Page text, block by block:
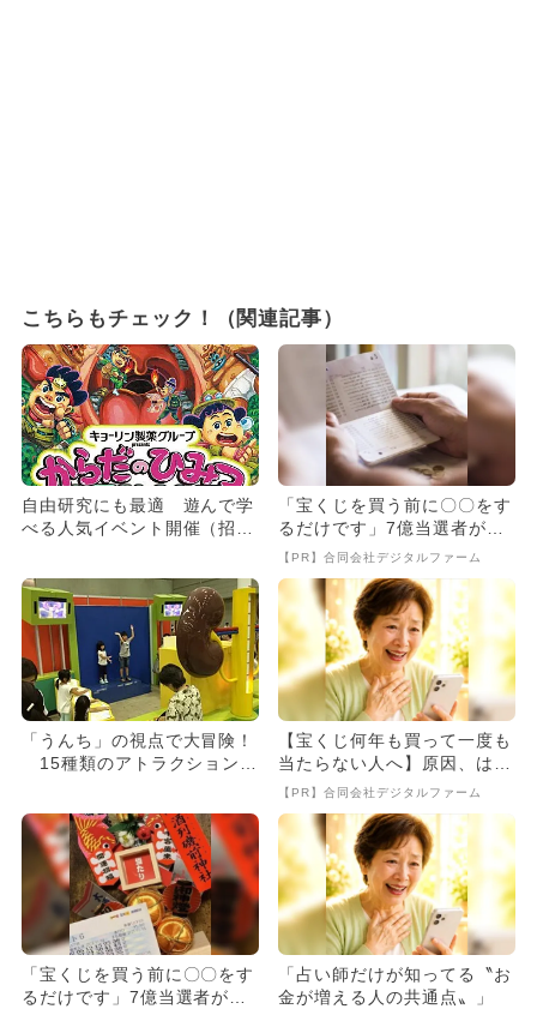
こちらもチェック！（関連記事）
自由研究にも最適 遊んで学
べる人気イベント開催（招待
「宝くじを買う前に〇〇をす
るだけです」7億当選者が続
出
【PR】合同会社デジタルファーム
「うんち」の視点で大冒険！
15種類のアトラクション体
【宝くじ何年も買って一度も
当たらない人へ】原因、はっ
きりしてます
【PR】合同会社デジタルファーム
「宝くじを買う前に〇〇をす
るだけです」7億当選者が続
「占い師だけが知ってる〝お
金が増える人の共通点〟」